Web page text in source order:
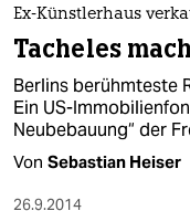
Ex-Künstlerhaus
Tacheles
Berlins berühmteste
Ein US-
Neubebauung“ der
Von Sebastian Heiser
26.9.2014